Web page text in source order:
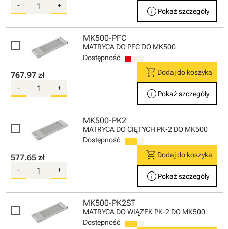
- + info Pokaż szczegóły
MK500-PFC
MATRYCA DO PFC DO MK500
Dostępność
767.97 zł
- +
shopping_cart Dodaj do koszyka
info Pokaż szczegóły
MK500-PK2
MATRYCA DO CIĘTYCH PK-2 DO MK500
Dostępność
577.65 zł
- +
shopping_cart Dodaj do koszyka
info Pokaż szczegóły
MK500-PK2ST
MATRYCA DO WIĄZEK PK-2 DO MK500
Dostępność